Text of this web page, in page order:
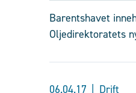
Barentshavet
Oljedirektoratets
06.04.17 Drift